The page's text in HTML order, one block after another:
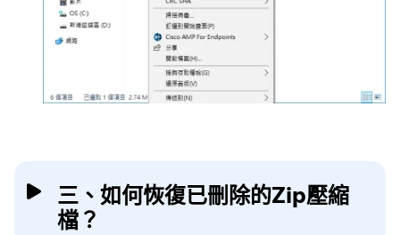
三、如何恢復已刪除的Zip壓縮
檔？